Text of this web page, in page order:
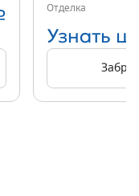
Отделка
Узнать